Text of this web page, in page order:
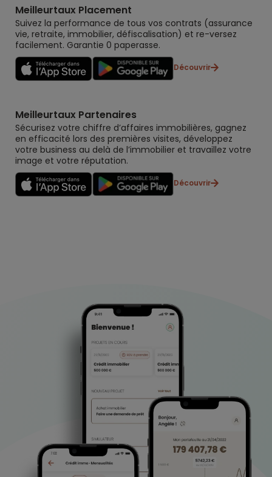
Meilleurtaux Placement
Suivez la performance de tous vos contrats (assurance
vie, retraite, immobilier, défiscalisation) et re-versez
facilement. Garantie 0 paperasse.
Découvrir
Meilleurtaux Partenaires
Sécurisez votre chiffre d’affaires immobilières, gagnez
en efficacité lors des premières visites, développez
votre business au delà de l’immobilier et travaillez votre
image et votre réputation.
Découvrir